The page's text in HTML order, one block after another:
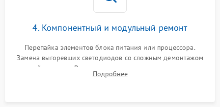
4. Компонентный и модульный ремонт
Перепайка элементов блока питания или процессора.
Замена выгоревших светодиодов со сложным демонтажом
хрупкой матрицы. Восстановление поврежденных дорожек,
прошивка микросхем памяти EEPROM
Подробнее